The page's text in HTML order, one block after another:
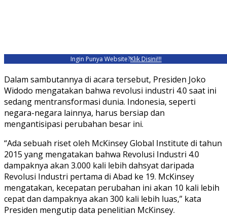
Ingin Punya Website?Klik Disini!!!
Dalam sambutannya di acara tersebut, Presiden Joko
Widodo mengatakan bahwa revolusi industri 4.0 saat ini
sedang mentransformasi dunia. Indonesia, seperti
negara-negara lainnya, harus bersiap dan
mengantisipasi perubahan besar ini.
“Ada sebuah riset oleh McKinsey Global Institute di tahun
2015 yang mengatakan bahwa Revolusi Industri 4.0
dampaknya akan 3.000 kali lebih dahsyat daripada
Revolusi Industri pertama di Abad ke 19. McKinsey
mengatakan, kecepatan perubahan ini akan 10 kali lebih
cepat dan dampaknya akan 300 kali lebih luas,” kata
Presiden mengutip data penelitian McKinsey.